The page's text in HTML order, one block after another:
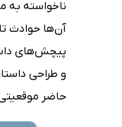
ناخواسته به
آن‌ها حوادث
پیچش‌های
و طراحی
حاضر